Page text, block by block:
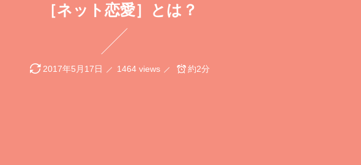
［ネット恋愛］とは？
2017年5月17日 1464 views 約2分